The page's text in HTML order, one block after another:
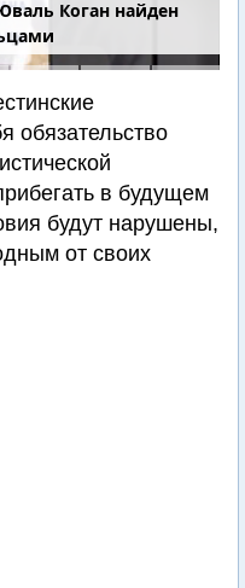
Коган найден
обязательство
в будущем
будут нарушены,
от своих